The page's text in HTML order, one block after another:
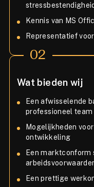
Kennis van MS
Representatief
02
Wat bieden wij
Een afwisselende
professioneel team
Mogelijkheden
ontwikkeling
Een marktconform
Een prettige